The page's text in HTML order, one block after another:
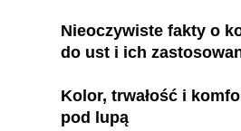
Nieoczywiste fakty o
do ust i ich
Kolor, trwałość i
pod lupą